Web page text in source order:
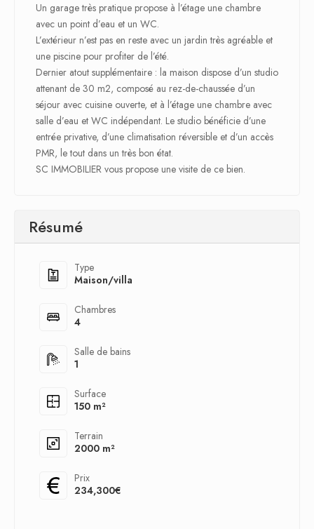
Un garage très pratique propose à l’étage une chambre
avec un point d’eau et un WC.
L’extérieur n’est pas en reste avec un jardin très agréable et
une piscine pour profiter de l’été.
Dernier atout supplémentaire : la maison dispose d’un studio
attenant de 30 m2, composé au rez-de-chaussée d’un
séjour avec cuisine ouverte, et à l’étage une chambre avec
salle d’eau et WC indépendant. Le studio bénéficie d’une
entrée privative, d’une climatisation réversible et d’un accès
PMR, le tout dans un très bon état.
SC IMMOBILIER vous propose une visite de ce bien.
Résumé
Type
Maison/villa
Chambres
4
Salle de bains
1
Surface
150 m²
Terrain
2000 m²
Prix
234,300€